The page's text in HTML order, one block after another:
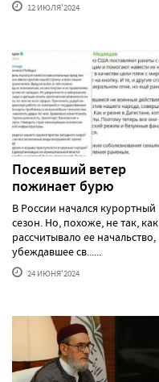
12 ИЮЛЯ'2024
Посеявший ветер
пожинает бурю
В России начался курортный
сезон. Но, похоже, не так, как
рассчитывало ее начальство,
убеждавшее св......
24 ИЮНЯ'2024